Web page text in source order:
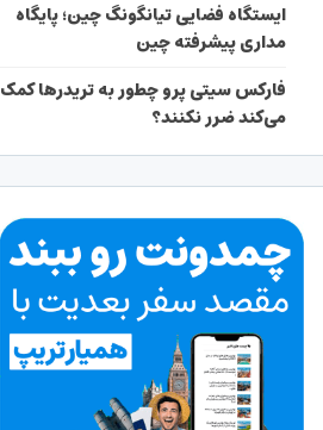
ایستگاه فضایی تیانگونگ چین؛ پایگاه
مداری پیشرفته چین
فارکس سیتی پرو چطور به تریدرها کمک
می‌کند ضرر نکنند؟